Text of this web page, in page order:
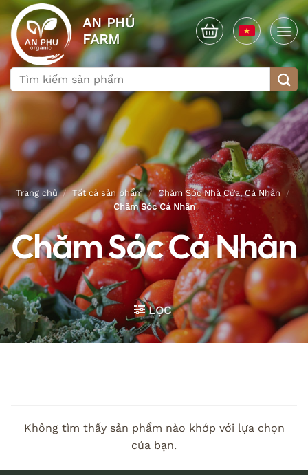
qua
nội
dung
AN PHÚ
FARM
Tìm
kiếm:
Trang chủ / Tất cả sản phẩm / Chăm Sóc Nhà Cửa, Cá Nhân
/
Chăm Sóc Cá Nhân
Chăm Sóc Cá Nhân
LỌC
Không tìm thấy sản phẩm nào khớp với lựa chọn
của bạn.